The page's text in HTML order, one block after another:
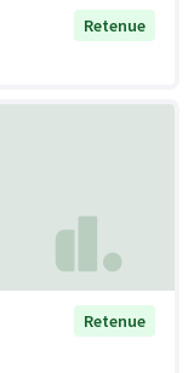
Retenue
Retenue